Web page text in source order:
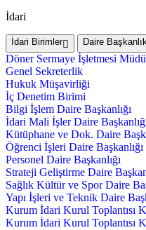
İdari
İdari Birimler Daire
Döner Sermaye İşletmesi
Genel Sekreterlik
Hukuk Müşavirliği
İç Denetim Birimi
Bilgi İşlem Daire Başkanlığı
İdari Mali İşler Daire
Kütüphane ve Dok. Daire
Öğrenci İşleri Daire Başkanlığı
Personel Daire Başkanlığı
Strateji Geliştirme Daire
Sağlık Kültür ve Spor Daire
Yapı İşleri ve Teknik Daire
Kurum İdari Kurul Toplantısı
Kurum İdari Kurul Toplantısı